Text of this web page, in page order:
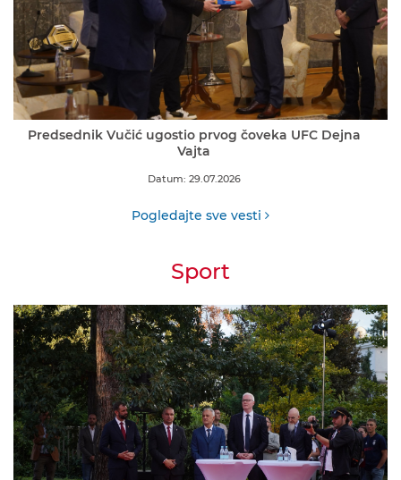
Predsednik Vučić ugostio prvog čoveka UFC Dejna
Vajta
Datum: 29.07.2026
Pogledajte sve vesti
Sport